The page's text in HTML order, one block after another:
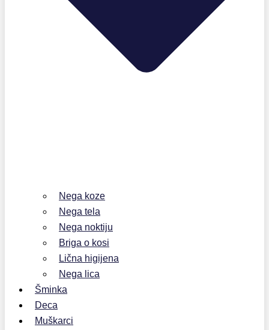
Nega koze
Nega tela
Nega noktiju
Briga o kosi
Lična higijena
Nega lica
Šminka
Deca
Muškarci